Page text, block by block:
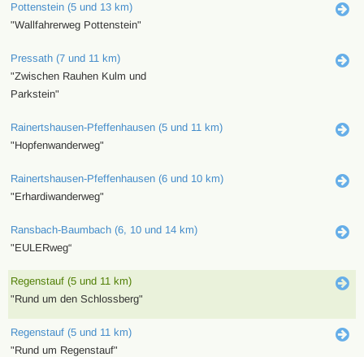
Pottenstein (5 und 13 km)
"Wallfahrerweg Pottenstein"
Pressath (7 und 11 km)
"Zwischen Rauhen Kulm und
Parkstein"
Rainertshausen-Pfeffenhausen (5 und 11 km)
"Hopfenwanderweg"
Rainertshausen-Pfeffenhausen (6 und 10 km)
"Erhardiwanderweg"
Ransbach-Baumbach (6, 10 und 14 km)
"EULERweg“
Regenstauf (5 und 11 km)
"Rund um den Schlossberg"
Regenstauf (5 und 11 km)
"Rund um Regenstauf"